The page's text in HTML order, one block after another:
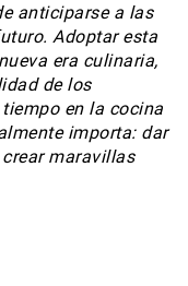
anticiparse a las
Adoptar esta
era culinaria,
de los
en la cocina
importa: dar
maravillas